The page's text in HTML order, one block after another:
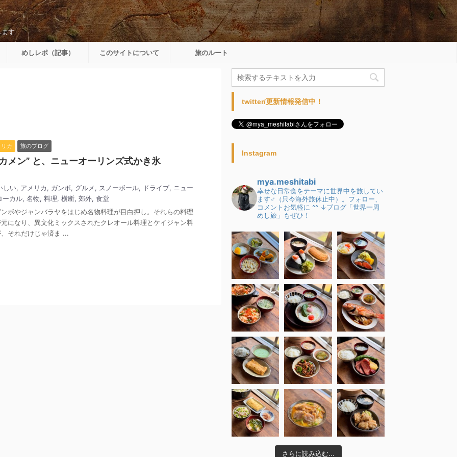
ます
めしレポ（記事） このサイトについて 旅のルート
カ 旅のブログ
メン” と、ニューオーリンズ式かき氷
しい, アメリカ , ガンボ, グルメ , スノーボール, ドライブ, ニュー
ーカル, 名物, 料理, 横断, 郊外, 食堂
ボやジャンバラヤをはじめ名物料理が目白押し。それらの料理
になり、異文化ミックスされたクレオール料理とケイジャン料
それだけじゃ済ま ...
twitter/更新情報発信中！
Instagram
mya.meshitabi
幸せな日常食をテーマに世界中を旅してい
ます♂（只今海外旅休止中）。フォロー、
コメントお気軽に ^^ ↓ブログ「世界一周
めし旅」もぜひ！
さらに読み込む...